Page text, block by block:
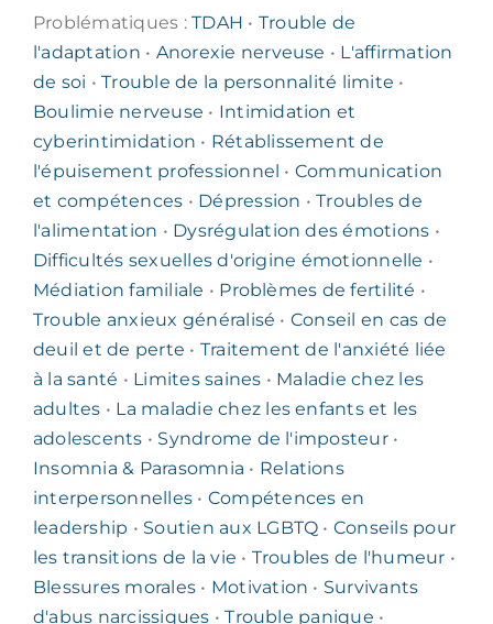
Problématiques :TDAH • Trouble de
l'adaptation • Anorexie nerveuse • L'affirmation
de soi •Trouble de la personnalité limite •
Boulimie nerveuse • Intimidation et
cyberintimidation • Rétablissement de
l'épuisement professionnel • Communication
et compétences • Dépression •Troubles de
l'alimentation • Dysrégulation des émotions •
Difficultés sexuelles d'origine émotionnelle •
Médiation familiale • Problèmes de fertilité •
Trouble anxieux généralisé • Conseil en cas de
deuil et de perte • Traitement de l'anxiété liée
à la santé • Limites saines • Maladie chez les
adultes • La maladie chez les enfants et les
adolescents • Syndrome de l'imposteur•
Insomnia & Parasomnia • Relations
interpersonnelles • Compétences en
leadership • Soutien aux LGBTQ • Conseils pour
les transitions de la vie • Troubles de l'humeur •
Blessures morales • Motivation • Survivants
d'abus narcissiques •Trouble panique •